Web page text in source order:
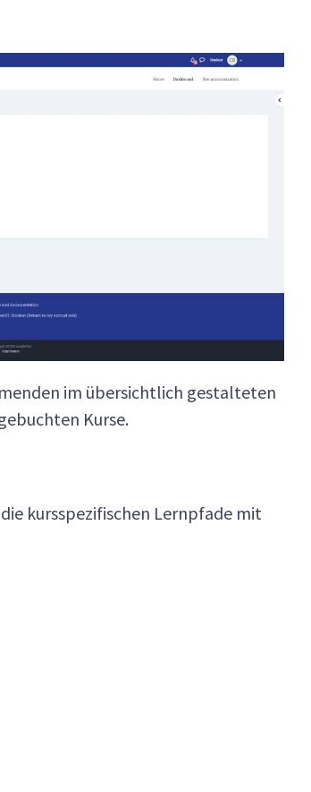
im übersichtlich gestalteten
Kurse.
kursspezifischen Lernpfade mit